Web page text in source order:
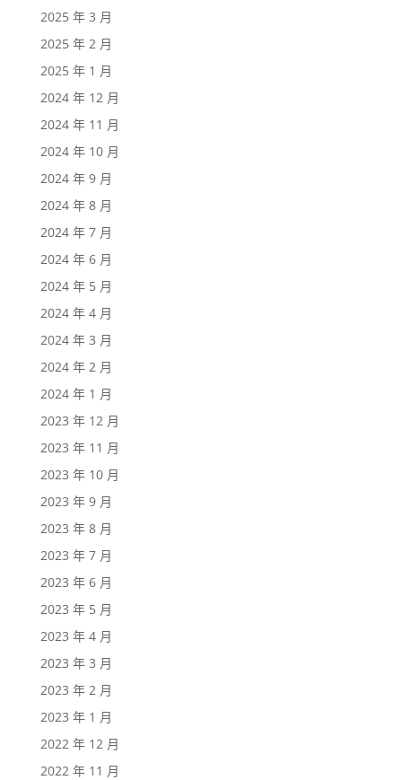
2025 年 3 月
2025 年 2 月
2025 年 1 月
2024 年 12 月
2024 年 11 月
2024 年 10 月
2024 年 9 月
2024 年 8 月
2024 年 7 月
2024 年 6 月
2024 年 5 月
2024 年 4 月
2024 年 3 月
2024 年 2 月
2024 年 1 月
2023 年 12 月
2023 年 11 月
2023 年 10 月
2023 年 9 月
2023 年 8 月
2023 年 7 月
2023 年 6 月
2023 年 5 月
2023 年 4 月
2023 年 3 月
2023 年 2 月
2023 年 1 月
2022 年 12 月
2022 年 11 月